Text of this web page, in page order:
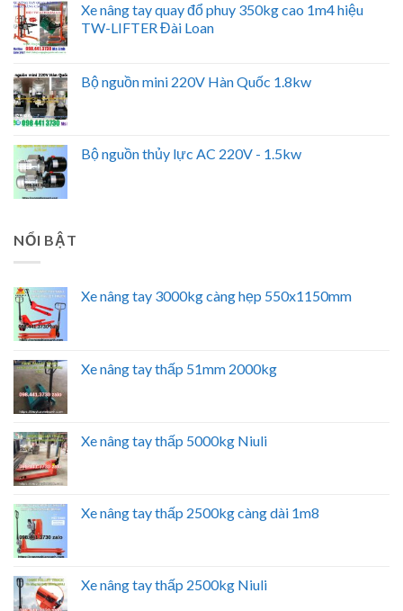
Xe nâng tay quay đổ phuy 350kg cao 1m4 hiệu
TW-LIFTER Đài Loan
Bộ nguồn mini 220V Hàn Quốc 1.8kw
Bộ nguồn thủy lực AC 220V - 1.5kw
NỔI BẬT
Xe nâng tay 3000kg càng hẹp 550x1150mm
Xe nâng tay thấp 51mm 2000kg
Xe nâng tay thấp 5000kg Niuli
Xe nâng tay thấp 2500kg càng dài 1m8
Xe nâng tay thấp 2500kg Niuli